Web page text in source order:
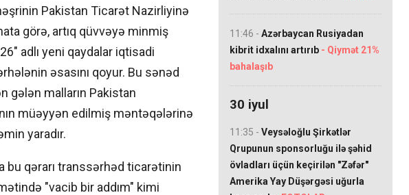
Pakistan Ticarət Nazirliyinə
görə, artıq qüvvəyə minmiş
adlı yeni qaydalar iqtisadi
əsasını qoyur. Bu sənəd
gələn malların Pakistan
müəyyən edilmiş məntəqələrinə
yaradır.
bu qərarı transsərhəd ticarətinin
"vacib bir addım" kimi
11:46 - Azərbaycan Rusiyadan
kibrit idxalını artırıb - Qiymət 21%
bahalaşıb
30 iyul
11:35 - Veysəloğlu Şirkətlər
Qrupunun sponsorluğu ilə şəhid
övladları üçün keçirilən "Zəfər"
Amerika Yay Düşərgəsi uğurla